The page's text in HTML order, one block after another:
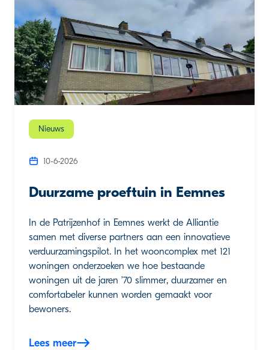
Nieuws
10-6-2026
Duurzame proeftuin in Eemnes
In de Patrijzenhof in Eemnes werkt de Alliantie
samen met diverse partners aan een innovatieve
verduurzamingspilot. In het wooncomplex met 121
woningen onderzoeken we hoe bestaande
woningen uit de jaren ’70 slimmer, duurzamer en
comfortabeler kunnen worden gemaakt voor
bewoners.
Lees meer